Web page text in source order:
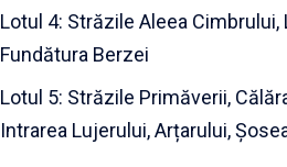
Lotul 4: Străzile Aleea Cimbrului,
Fundătura Berzei
Lotul 5: Străzile Primăverii,
Intrarea Lujerului, Arțarului,